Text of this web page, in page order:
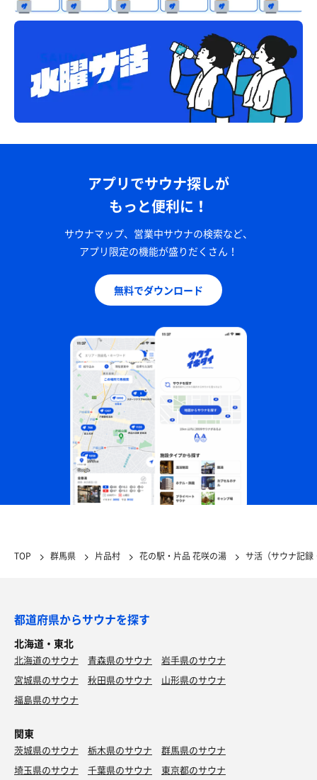
アプリでサウナ探しが
もっと便利に！
サウナマップ、営業中サウナの検索など、
アプリ限定の機能が盛りだくさん！
無料でダウンロード
TOP 群馬県 片品村 花の駅・片品 花咲の湯 サ活（サウナ記録
都道府県からサウナを探す
北海道・東北
北海道のサウナ 青森県のサウナ
岩手県のサウナ
宮城県のサウナ
秋田県のサウナ
山形県のサウナ
福島県のサウナ
関東
茨城県のサウナ 栃木県のサウナ
群馬県のサウナ
埼玉県のサウナ
千葉県のサウナ
東京都のサウナ